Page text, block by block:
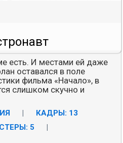
есть. И местами ей даже
оставался в поле
фильма «Начало», в
слишком скучно и
КАДРЫ: 13
5